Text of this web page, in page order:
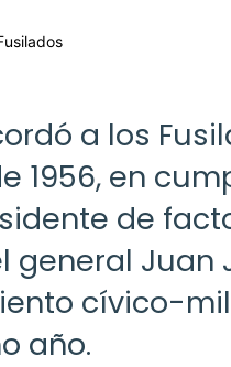
a los
1956, en
de
general Juan
cívico-
año.